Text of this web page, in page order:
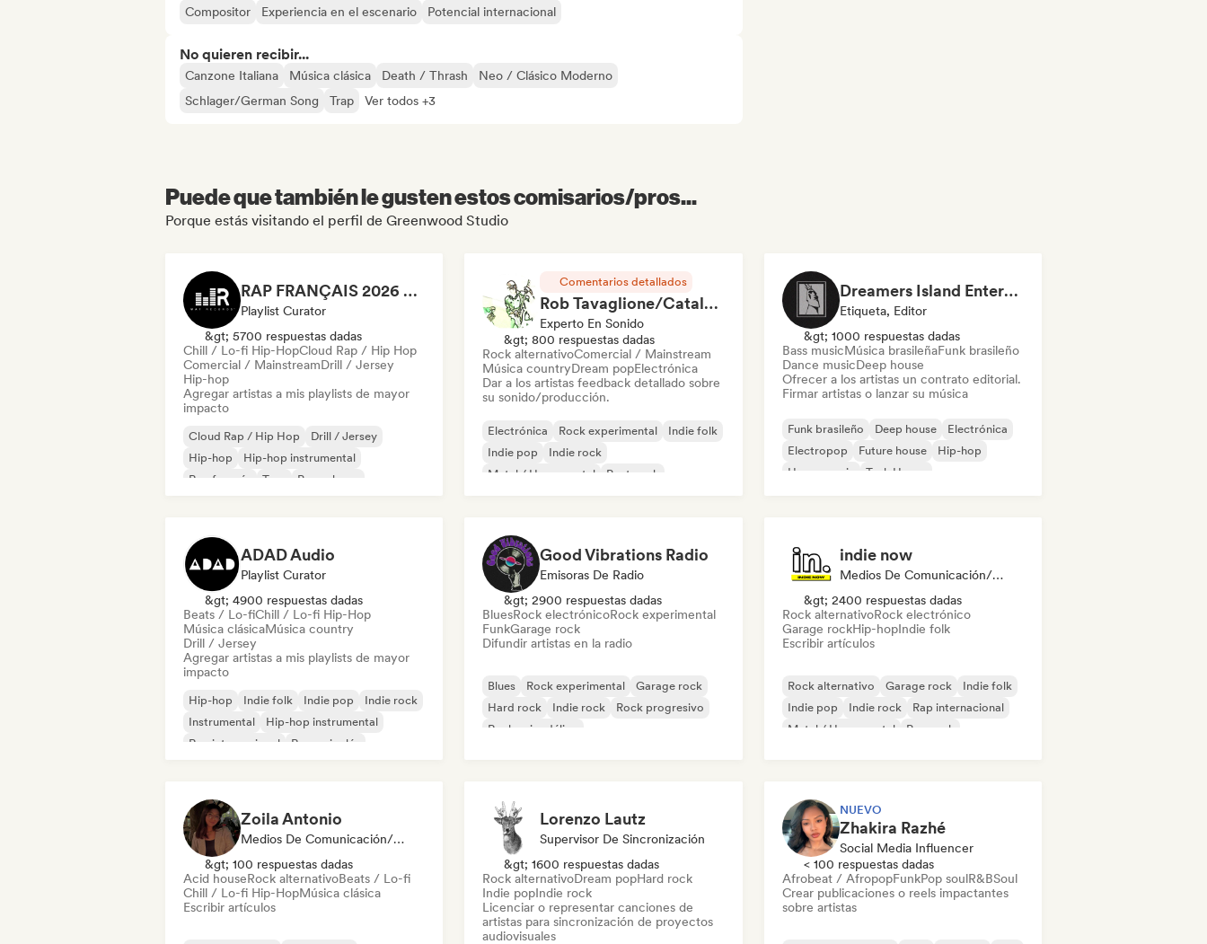
Compositor Experiencia en el escenario Potencial internacional
No quieren recibir...
Canzone Italiana Música clásica Death / Thrash
Neo / Clásico Moderno
Schlager/German Song
Trap Ver todos +3
Puede que también le gusten estos comisarios/pros...
Porque estás visitando el perfil de Greenwood Studio
RAP FRANÇAIS 2026 🔥🇫🇷 (Way Records)
Playlist Curator
&gt; 5700 respuestas dadas
Chill / Lo-fi Hip-HopCloud Rap / Hip Hop
Comercial / MainstreamDrill / Jersey
Hip-hop
Agregar artistas a mis playlists de mayor
impacto
Cloud Rap / Hip Hop
Drill / Jersey
Hip-hop
Hip-hop instrumental
Rap francés
Trap
Pop urbano
Comentarios detallados
Rob Tavaglione/Catalyst Recording
Experto En Sonido
&gt; 800 respuestas dadas
Rock alternativoComercial / Mainstream
Música countryDream popElectrónica
Dar a los artistas feedback detallado sobre
su sonido/producción.
Electrónica Rock experimental
Indie folk
Indie pop
Indie rock
Metal / Heavy metal
Post punk
Dreamers Island Entertainment
Etiqueta, Editor
&gt; 1000 respuestas dadas
Bass musicMúsica brasileñaFunk brasileño
Dance musicDeep house
Ofrecer a los artistas un contrato editorial.
Firmar artistas o lanzar su música
Funk brasileño Deep house
Electrónica
Electropop
Future house
Hip-hop
House music
Tech House
ADAD Audio
Playlist Curator
&gt; 4900 respuestas dadas
Beats / Lo-fiChill / Lo-fi Hip-Hop
Música clásicaMúsica country
Drill / Jersey
Agregar artistas a mis playlists de mayor
impacto
Hip-hop Indie folk Indie pop
Indie rock
Instrumental
Hip-hop instrumental
Rap internacional
Rap en inglés
Good Vibrations Radio
Emisoras De Radio
&gt; 2900 respuestas dadas
BluesRock electrónicoRock experimental
FunkGarage rock
Difundir artistas en la radio
Blues Rock experimental
Garage rock
Hard rock
Indie rock
Rock progresivo
Rock psicodélico
indie now
Medios De Comunicación/Periodista
&gt; 2400 respuestas dadas
Rock alternativoRock electrónico
Garage rockHip-hopIndie folk
Escribir artículos
Rock alternativo Garage rock
Indie folk
Indie pop
Indie rock
Rap internacional
Metal / Heavy metal
Pop rock
Zoila Antonio
Medios De Comunicación/Periodista
&gt; 100 respuestas dadas
Acid houseRock alternativoBeats / Lo-fi
Chill / Lo-fi Hip-HopMúsica clásica
Escribir artículos
Lorenzo Lautz
Supervisor De Sincronización
&gt; 1600 respuestas dadas
Rock alternativoDream popHard rock
Indie popIndie rock
Licenciar o representar canciones de
artistas para sincronización de proyectos
audiovisuales
NUEVO
Zhakira Razhé
Social Media Influencer
< 100 respuestas dadas
Afrobeat / AfropopFunkPop soulR&BSoul
Crear publicaciones o reels impactantes
sobre artistas